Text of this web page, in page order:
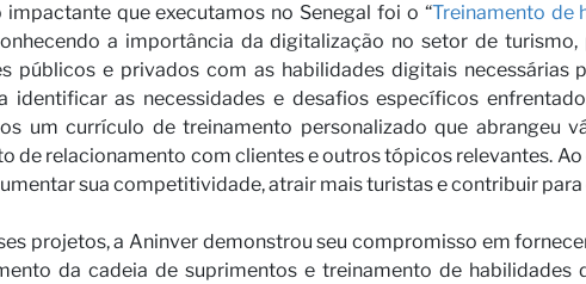
que executamos no Senegal foi o “Treinamento de
a importância da digitalização no setor de
públicos e privados com as habilidades digitais necessárias
identificar as necessidades e desafios específicos
um currículo de treinamento personalizado que abrangeu
de relacionamento com clientes e outros tópicos relevantes.
sua competitividade, atrair mais turistas e contribuir
projetos, a Aninver demonstrou seu compromisso em
da cadeia de suprimentos e treinamento de